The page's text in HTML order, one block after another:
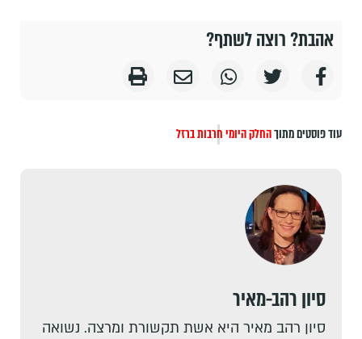
אהבת? רוצה לשתף?
עוד פוסטים מתוךהחלק היומיחרבות ברזל
סיון רהב-מאיר
סיון רהב מאיר היא אשת תקשורת ומרצה. נשואה